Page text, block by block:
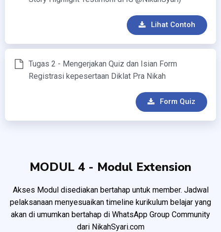
Lihat Contoh
Tugas 2 - Mengerjakan Quiz dan Isian Form
Registrasi kepesertaan Diklat Pra Nikah
Form Quiz
MODUL 4 - Modul Extension
Akses Modul disediakan bertahap untuk member. Jadwal
pelaksanaan menyesuaikan timeline kurikulum belajar yang
akan di umumkan bertahap di WhatsApp Group Community
dari NikahSyari.com